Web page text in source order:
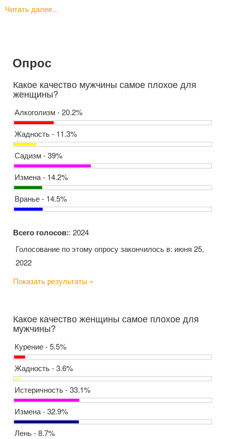
Читать далее...
Опрос
Какое качество мужчины самое плохое для
женщины?
Алкоголизм - 20.2%
Жадность - 11.3%
Садизм - 39%
Измена - 14.2%
Вранье - 14.5%
Всего голосов:: 2024
Голосование по этому опросу закончилось в: июня 25,
2022
Показать результаты »
Какое качество женщины самое плохое для
мужчины?
Курение - 5.5%
Жадность - 3.6%
Истеричность - 33.1%
Измена - 32.9%
Лень - 8.7%